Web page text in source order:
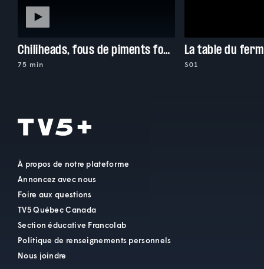
Chiliheads, fous de piments forts
75 min
La table du
S01
À propos de notre plateforme
Annoncez avec nous
Foire aux questions
TV5 Québec Canada
Section éducative Francolab
Politique de renseignements personnels
Nous joindre